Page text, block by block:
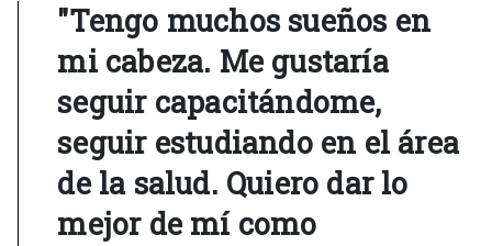
"Tengo muchos sueños en
mi cabeza. Me gustaría
seguir capacitándome,
seguir estudiando en el área
de la salud. Quiero dar lo
mejor de mí como